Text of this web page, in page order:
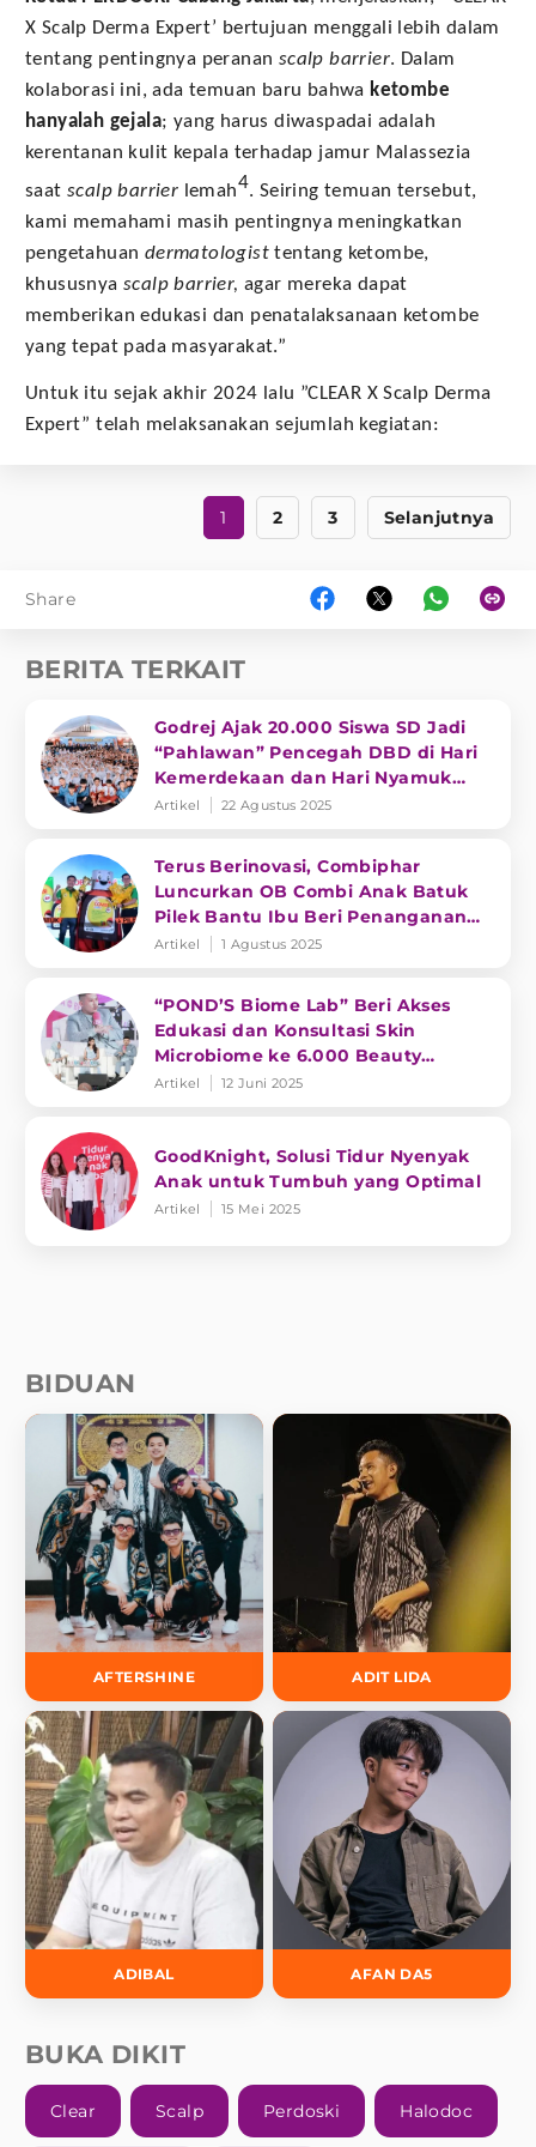
X Scalp Derma Expert’ bertujuan menggali lebih dalam
tentang pentingnya peranan scalp barrier. Dalam
kolaborasi ini, ada temuan baru bahwa ketombe
hanyalah gejala; yang harus diwaspadai adalah
kerentanan kulit kepala terhadap jamur Malassezia
saat scalp barrier lemah4. Seiring temuan tersebut,
kami memahami masih pentingnya meningkatkan
pengetahuan dermatologist tentang ketombe,
khususnyascalp barrier,agar mereka dapat
memberikan edukasi dan penatalaksanaan ketombe
yang tepat pada masyarakat.”
Untuk itu sejak akhir 2024 lalu ”CLEAR X Scalp Derma
Expert” telah melaksanakan sejumlah kegiatan:
1 2 3 Selanjutnya
Share
BERITA TERKAIT
Godrej Ajak 20.000 Siswa SD Jadi
“Pahlawan” Pencegah DBD di Hari
Kemerdekaan dan Hari Nyamuk
Sedunia
Artikel 22 Agustus 2025
Terus Berinovasi, Combiphar
Luncurkan OB Combi Anak Batuk
Pilek Bantu Ibu Beri Penanganan
Tepat
Artikel 1 Agustus 2025
“POND’S Biome Lab” Beri Akses
Edukasi dan Konsultasi Skin
Microbiome ke 6.000 Beauty
Enthusiasts
Artikel 12 Juni 2025
GoodKnight, Solusi Tidur Nyenyak
Anak untuk Tumbuh yang Optimal
Artikel 15 Mei 2025
BIDUAN
AFTERSHINE ADIT LIDA
ADIBAL AFAN DA5
BUKA DIKIT
Clear Scalp Perdoski Halodoc